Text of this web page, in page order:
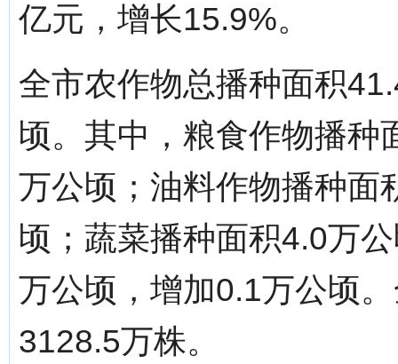
亿元，增长15.9%。
全市农作物总播种面积
顷。其中，粮食作物播种
万公顷；油料作物播种面
顷；蔬菜播种面积4.0万
万公顷，增加0.1万公顷
3128.5万株。